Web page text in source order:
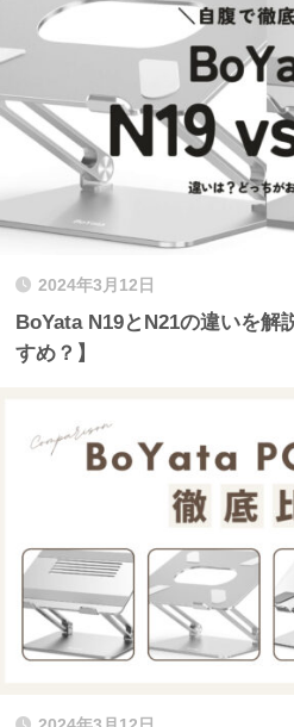
2024年3月12日
BoYata N19とN21の違いを解
すめ？】